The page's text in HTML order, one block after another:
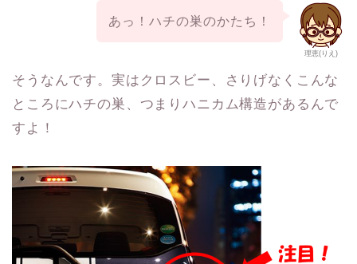
理恵(りえ)
あっ！ハチの巣のかたち！
そうなんです。実はクロスビー、さりげなくこんな
ところにハチの巣、つまりハニカム構造があるんで
すよ！